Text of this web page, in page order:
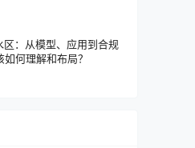
区：从模型、应用到合规
何理解和布局？